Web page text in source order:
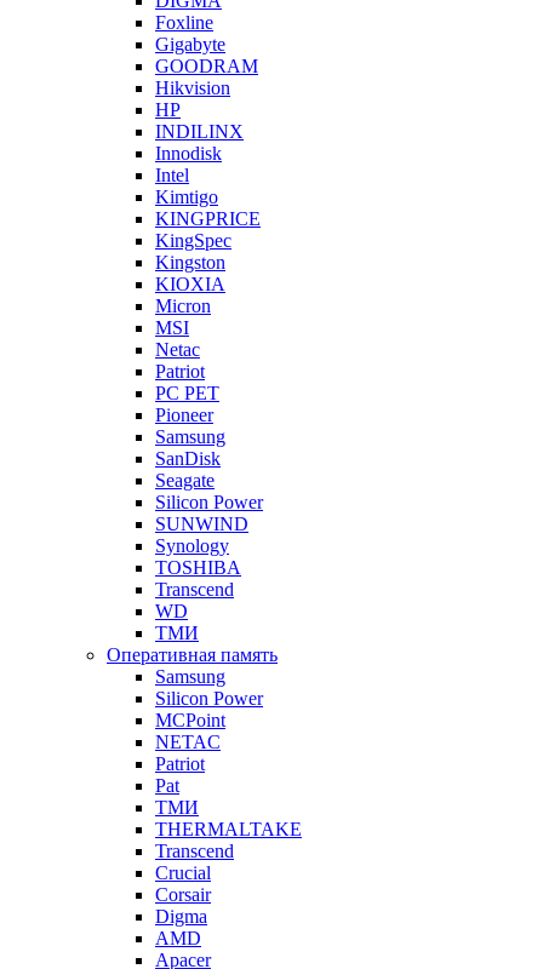
Foxline
Gigabyte
GOODRAM
Hikvision
HP
INDILINX
Innodisk
Intel
Kimtigo
KINGPRICE
KingSpec
Kingston
KIOXIA
Micron
MSI
Netac
Patriot
PC PET
Pioneer
Samsung
SanDisk
Seagate
Silicon Power
SUNWIND
Synology
TOSHIBA
Transcend
WD
ТМИ
Оперативная память
Samsung
Silicon Power
MCPoint
NETAC
Patriot
Pat
ТМИ
THERMALTAKE
Transcend
Crucial
Corsair
Digma
AMD
Apacer